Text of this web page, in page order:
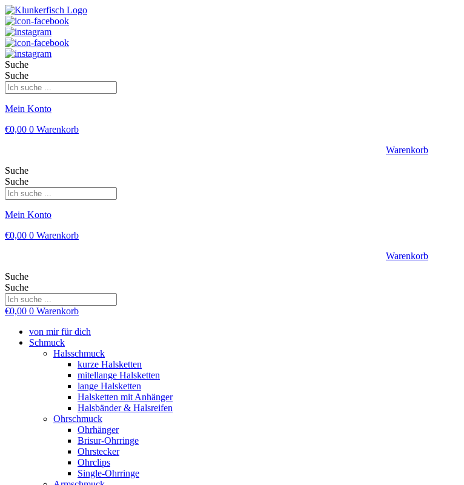
Suche
Suche
Mein Konto
€0,00 0 Warenkorb
Warenkorb
Suche
Suche
Mein Konto
€0,00 0 Warenkorb
Warenkorb
Suche
Suche
€0,00 0 Warenkorb
von mir für dich
Schmuck
Halsschmuck
kurze Halsketten
mitellange Halsketten
lange Halsketten
Halsketten mit Anhänger
Halsbänder & Halsreifen
Ohrschmuck
Ohrhänger
Brisur-Ohrringe
Ohrstecker
Ohrclips
Single-Ohrringe